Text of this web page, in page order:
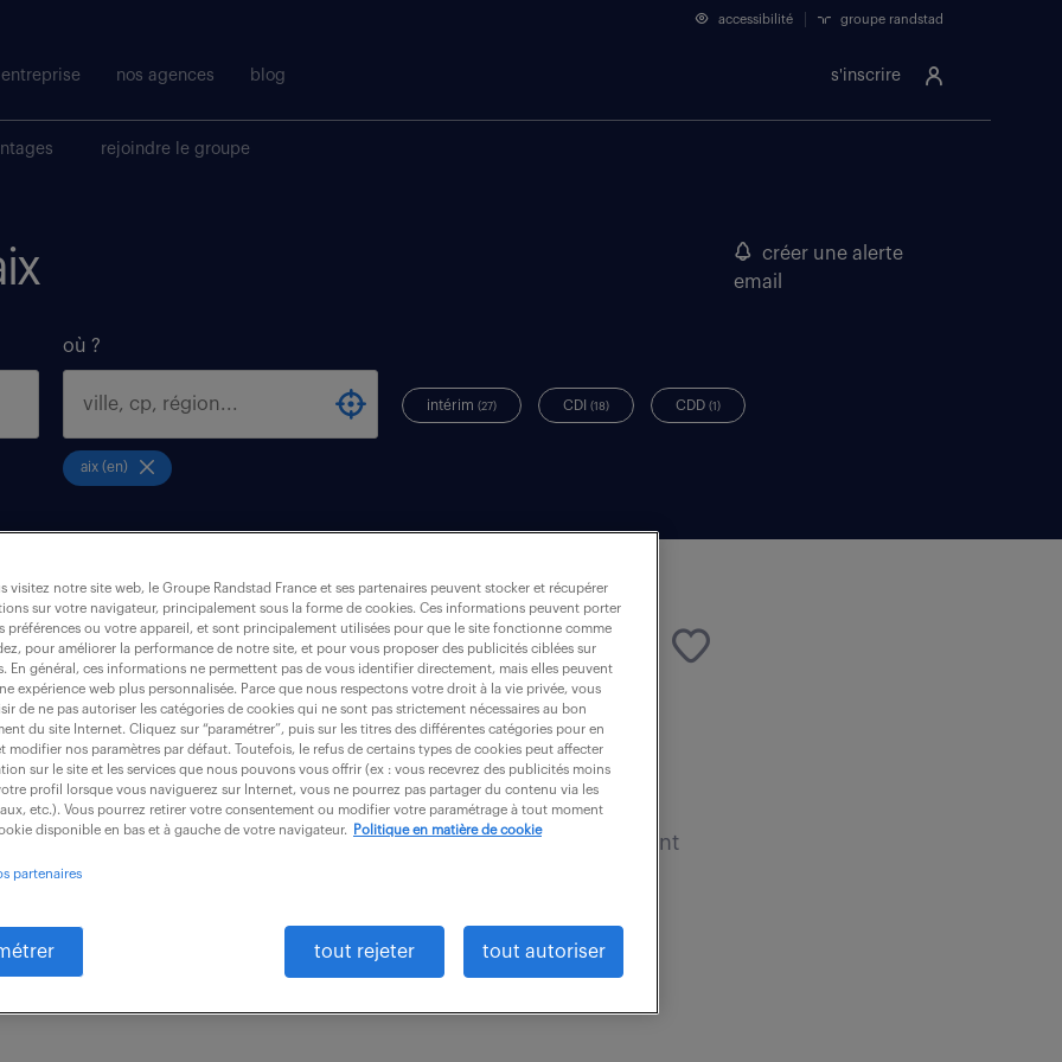
s'inscrire
accessibilité groupe randstad
entreprise nos agences blog
rejoindre le groupe
créer une alerte
email
où ?
aix (en)
intérim(27) CDI(18) CDD(1)
(f/h)
intérim 6 mois 30 000 - 35 000 € / an
calcul des besoins généré par SAP, vous assurez
des magasins du site pour les familles de produits qui vous sont
principales sont...
visitez notre site web, le Groupe Randstad France et ses partenaires peuvent stocker et récupérer
sur votre navigateur, principalement sous la forme de cookies. Ces informations peuvent porter
préférences ou votre appareil, et sont principalement utilisées pour que le site fonctionne comme
pour améliorer la performance de notre site, et pour vous proposer des publicités ciblées sur
En général, ces informations ne permettent pas de vous identifier directement, mais elles peuvent
expérience web plus personnalisée. Parce que nous respectons votre droit à la vie privée, vous
de ne pas autoriser les catégories de cookies qui ne sont pas strictement nécessaires au bon
du site Internet. Cliquez sur “paramétrer”, puis sur les titres des différentes catégories pour en
modifier nos paramètres par défaut. Toutefois, le refus de certains types de cookies peut affecter
sur le site et les services que nous pouvons vous offrir (ex : vous recevrez des publicités moins
profil lorsque vous naviguerez sur Internet, vous ne pourrez pas partager du contenu via les
etc.). Vous pourrez retirer votre consentement ou modifier votre paramétrage à tout moment
disponible en bas et à gauche de votre navigateur.
Politique en matière de cookie
partenaires
tout rejeter tout autoriser